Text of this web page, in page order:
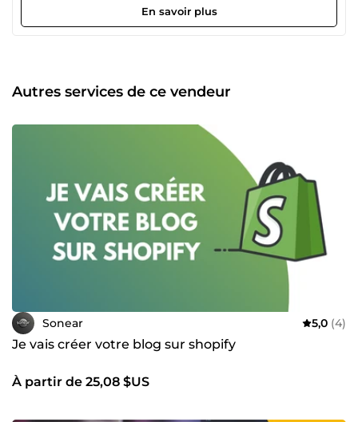
nous proposons et nous contacter pour tout autre besoin
spécifique en rapport avec nos services.
En savoir plus
Autres services de ce vendeur
Sonear 5,0 (4)
Je vais créer votre blog sur shopify
À partir de 25,08 $US